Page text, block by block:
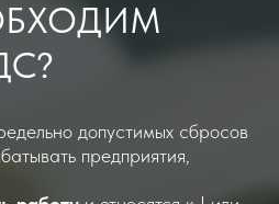
загрязнить
определить
и получить
вод.